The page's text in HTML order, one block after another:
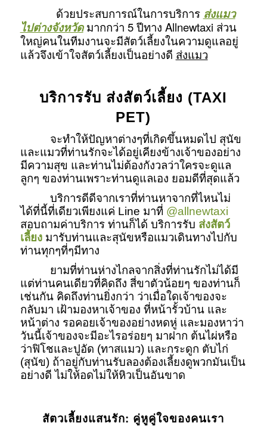
ด้วยประสบการณ์ในการบริการ ส่งแมว
ไปต่างจังหวัดมากกว่า 5 ปีทาง Allnewtaxi ส่วน
ใหญ่คนในทีมงานจะมีสัตว์เลี้ยงในความดูแลอยู่
แล้วจึงเข้าใจสัตว์เลี้ยงเป็นอย่างดี ส่งแมว
บริการรับ ส่งสัตว์เลี้ยง (TAXI
PET)
จะทำให้ปัญหาต่างๆที่เกิดขึ้นหมดไป สุนัข
และแมวที่ท่านรักจะได้อยู่เคียงข้างเจ้าของอย่าง
มีความสุข และท่านไม่ต้องกังวลว่าใครจะดูแล
ลูกๆ ของท่านเพราะท่านดูแลเอง ยอมดีที่สุดแล้ว
บริการดีดีจากเราที่ท่านหาจากที่ไหนไม่
ได้ที่นี้ที่เดียวเพียงแค่ Line มาที่ @allnewtaxi
สอบถามค่าบริการ ท่านก็ได้ บริการรับ ส่งสัตว์
เลี้ยงมารับท่านและสุนัขหรือแมวเดินทางไปกับ
ท่านทุกๆที่ๆมีทาง
ยามที่ท่านห่างไกลจากสิ่งที่ท่านรักไม่ได้มี
แต่ท่านคนเดียวที่คิดถึง สี่ขาตัวน้อยๆ ของท่านก็
เช่นกัน คิดถึงท่านยิ่งกว่า ว่าเมื่อใดเจ้าของจะ
กลับมา เฝ้ามองหาเจ้าของ ที่หน้ารั้วบ้าน และ
หน้าต่าง รอคอยเจ้าของอย่างหดหู่ และมองหาว่า
วันนี้เจ้าของจะมีอะไรอร่อยๆ มาฝาก ต้นไผ่หรือ
ว่าฟิโชและปูอัด (ทาสแมว) และกระดูก ตับไก่
(สุนัข) ถ้าอยู่กับท่านรับลองต้องเลี้ยงดูพวกมันเป็น
อย่างดี ไม่ให้อดไม่ให้หิวเป็นอันขาด
สัตวเลี้ยงแสนรัก: คู่หูคู่ใจของคนเรา